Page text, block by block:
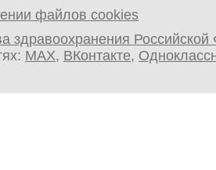
файлов cookies
здравоохранения
MAX, ВКонтакте,